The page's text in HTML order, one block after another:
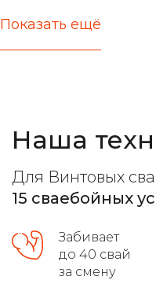
актуальные цены
все виды фундамента
расчет максимальной
распушовка свай для
Показать ещё
Наша
Для Винтовых
15 сваебойных
Забивает
до 40 свай
за смену